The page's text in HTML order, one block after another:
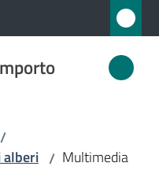
/
alberi / Multimedia